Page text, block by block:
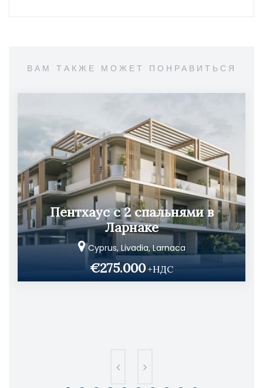
ВАМ ТАКЖЕ МОЖЕТ ПОНРАВИТЬСЯ
Пентхаус с 2 спальнями в
Ларнаке
Cyprus, Livadia, Larnaca
€275.000+НДС